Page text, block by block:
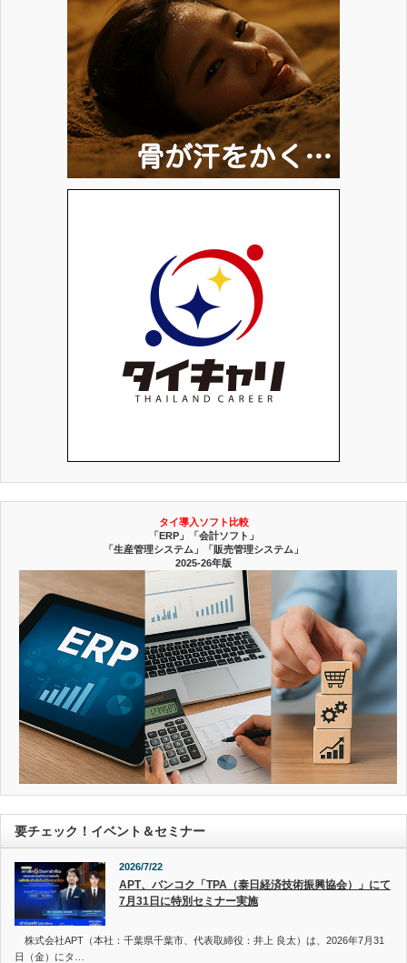
タイ導入ソフト比較
「ERP」「会計ソフト」
「生産管理システム」「販売管理システム」
2025-26年版
要チェック！イベント＆セミナー
2026/7/22
APT、バンコク「TPA（泰日経済技術振興協会）」にて
7月31日に特別セミナー実施
株式会社APT（本社：千葉県千葉市、代表取締役：井上 良太）は、2026年7月31
日（金）にタ…